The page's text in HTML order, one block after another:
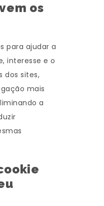
os
para ajudar a
interesse e o
dos sites,
mais
a